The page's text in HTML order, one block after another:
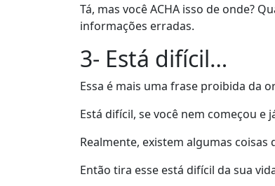
Tá, mas você ACHA isso de onde?
informações erradas.
3- Está difícil…
Essa é mais uma frase proibida da
Está difícil, se você nem começou e
Realmente, existem algumas
Então tira esse está difícil da sua